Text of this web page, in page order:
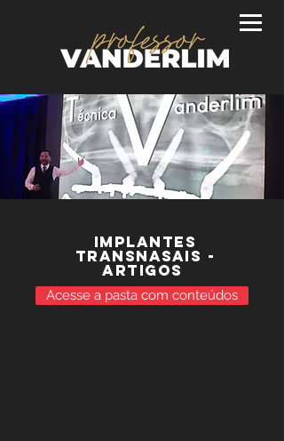
IMPLANTES
TRANSNASAIS -
ARTIGOS
Acesse a pasta com conteúdos